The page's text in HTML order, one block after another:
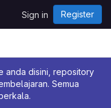
Sign in Register
anda disini, repository
Semua